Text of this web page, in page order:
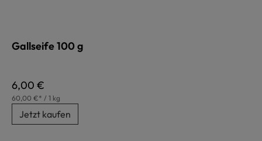
Gallseife 100 g
Regulärer Preis:
6,00 €
60,00 €* / 1 kg
Jetzt kaufen